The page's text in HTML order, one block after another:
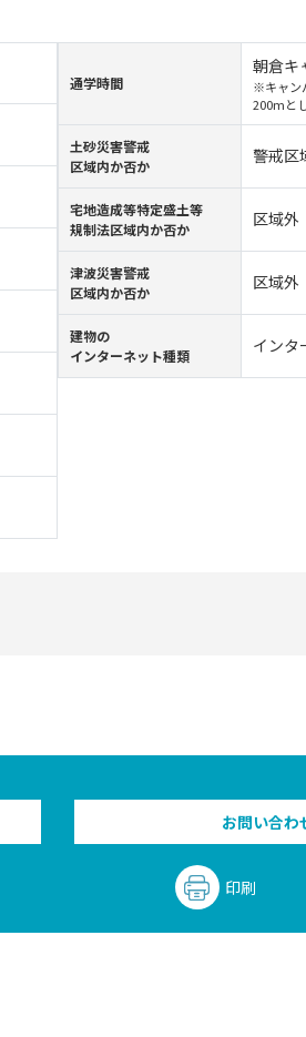
通学時間
朝倉キ
※キャン
200mと
⼟砂災害警戒
区域内か否か
警戒区
宅地造成等特定盛土等
規制法区域内か否か
区域外
津波災害警戒
区域内か否か
区域外
建物の
インターネット種類
インタ
お問い合わ
印刷